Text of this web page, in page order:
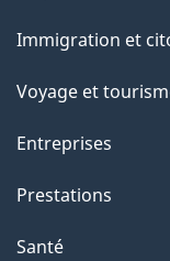
a
p
a
g
e
sujets
Immigration et
Voyage et
Entreprises
Prestations
Santé